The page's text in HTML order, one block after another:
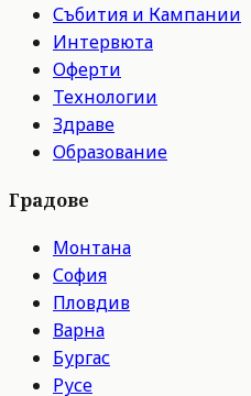
Събития и Кампании
Интервюта
Оферти
Технологии
Здраве
Образование
Градове
Монтана
София
Пловдив
Варна
Бургас
Русе